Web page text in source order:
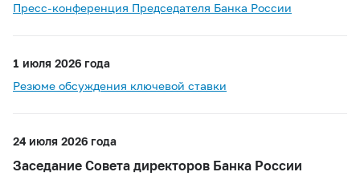
Пресс-конференция Председателя Банка России
1 июля 2026 года
Резюме обсуждения ключевой ставки
24 июля 2026 года
Заседание Совета директоров Банка России